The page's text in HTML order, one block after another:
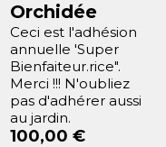
Orchidée
Ceci est l'adhésion
annuelle 'Super
Bienfaiteur.rice".
Merci !!! N'oubliez
pas d'adhérer aussi
au jardin.
100,00 €